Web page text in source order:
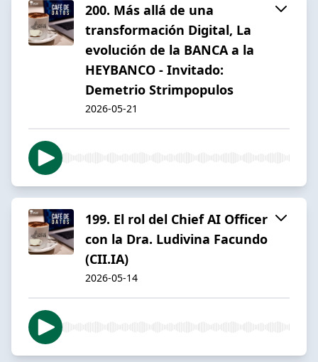
200. Más allá de una
transformación Digital, La
evolución de la BANCA a la
HEYBANCO - Invitado:
Demetrio Strimpopulos
2026-05-21
199. El rol del Chief AI Officer
con la Dra. Ludivina Facundo
(CII.IA)
2026-05-14